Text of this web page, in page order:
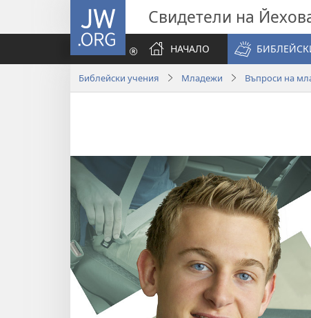
JW.ORG Свидетели на
НАЧАЛО
Библейски учения Младежи Въпроси на